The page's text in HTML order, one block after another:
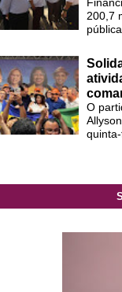
200,7
O